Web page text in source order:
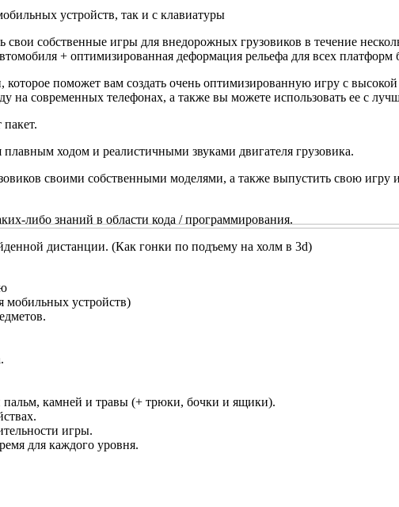
устройств, так и с клавиатуры
собственные игры для внедорожных грузовиков в течение
+ оптимизированная деформация рельефа для всех платформ
поможет вам создать очень оптимизированную игру с
на современных телефонах, а также вы можете использовать ее с
ходом и реалистичными звуками двигателя грузовика.
своими собственными моделями, а также выпустить свою игру
либо знаний в области кода / программирования.
дистанции. (Как гонки по подъему на холм в 3d)
мобильных устройств)
пальм, камней и травы (+ трюки, бочки и ящики).
игры.
для каждого уровня.